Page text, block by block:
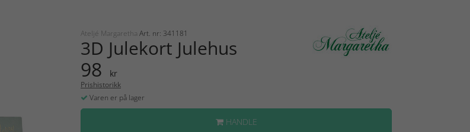
Ateljé Margaretha Art. nr: 341181
3D Julekort Julehus
98 kr
Prishistorikk
Varen er på lager
HANDLE